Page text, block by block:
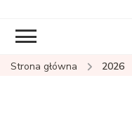
Strona główna 2026